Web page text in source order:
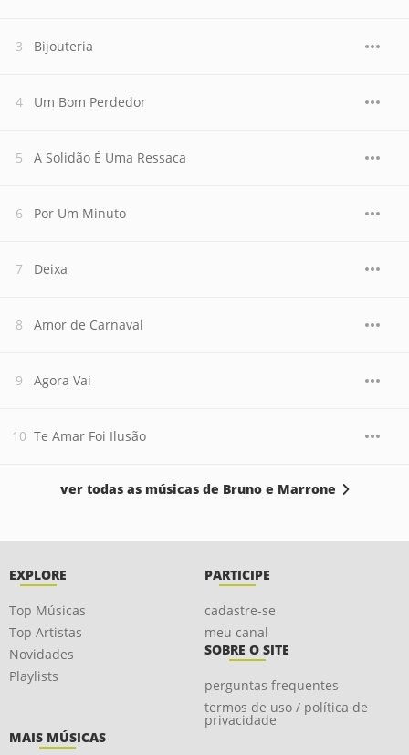
Bijouteria
Um Bom Perdedor
A Solidão É Uma Ressaca
Por Um Minuto
Deixa
Amor de Carnaval
Agora Vai
Te Amar Foi Ilusão
ver todas as músicas de Bruno e Marrone
EXPLORE
Top Músicas
Top Artistas
Novidades
Playlists
PARTICIPE
cadastre-se
meu canal
SOBRE O SITE
perguntas frequentes
termos de uso / política de
privacidade
MAIS MÚSICAS